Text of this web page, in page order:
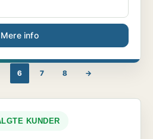
Mere info
6 7 8 →
KUNDER